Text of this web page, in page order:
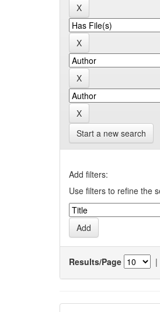
Start a new search
Add filters:
Use filters to refine the
Results/Page |